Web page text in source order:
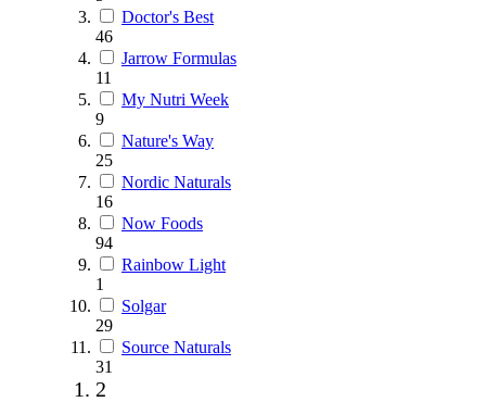
Doctor's Best
46
Jarrow Formulas
11
My Nutri Week
9
Nature's Way
25
Nordic Naturals
16
Now Foods
94
Rainbow Light
1
Solgar
29
Source Naturals
31
2